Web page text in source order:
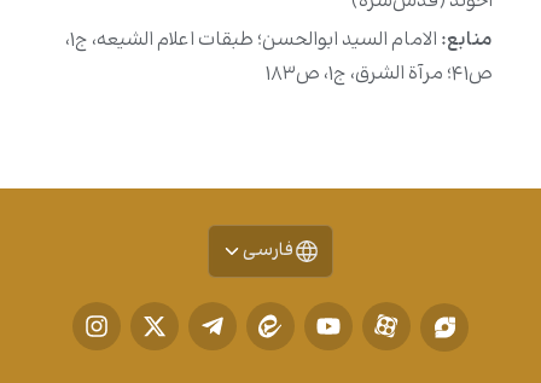
منابع:
الامام السید ابوالحسن؛ طبقات اعلام الشیعه، ج۱،
ص۴۱؛ مرآة الشرق، ج۱، ص۱۸۳
فارسی